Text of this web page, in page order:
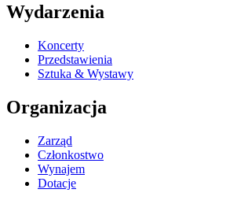
Wydarzenia
Koncerty
Przedstawienia
Sztuka & Wystawy
Organizacja
Zarząd
Członkostwo
Wynajem
Dotacje